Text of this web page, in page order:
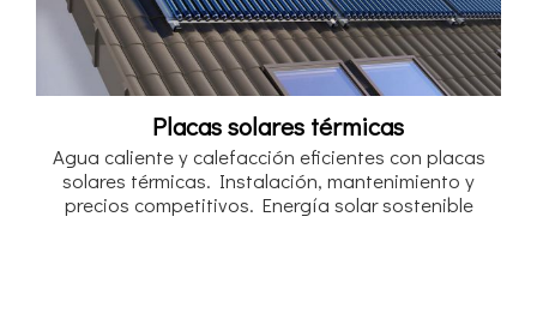
Placas solares térmicas
Agua caliente y calefacción eficientes con placas
solares térmicas. Instalación, mantenimiento y
precios competitivos. Energía solar sostenible